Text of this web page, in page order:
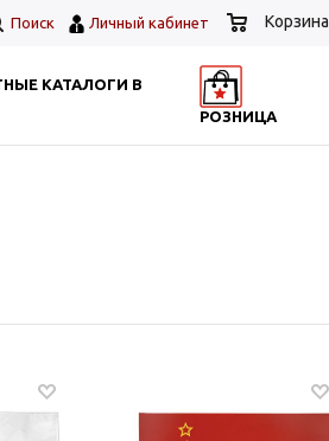
Поиск Личный кабинет Корзина
КАТАЛОГИ В
РОЗНИЦА